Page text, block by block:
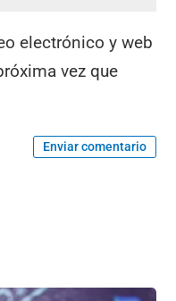
electrónico y web
vez que
Enviar comentario